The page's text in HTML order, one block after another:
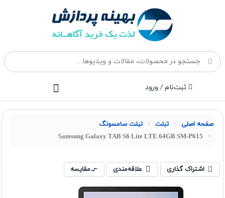
ثبت‌نام / ورود
صفحه اصلی تبلت تبلت سامسونگ
Samsung Galaxy TAB S6 Lite LTE 64GB SM-P615
اشتراک گذاری علاقه‌مندی مقایسه